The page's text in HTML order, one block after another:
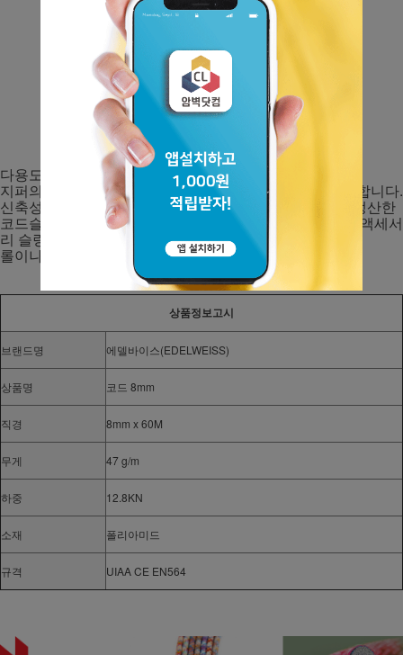
다용도로 사용할 수 있는 코드슬링입니다.
지퍼의 손잡이나 주머니칼, 호루라기 등에 다용도로 사용합니다.
신축성이 없는 고강도 코드슬링입니다.특수한 방식으로 생산한
코드슬링은 내 마모성이 아주 우수한, 다목적 폴리아미드 액세서
리 슬링.
롤이나 길이 단위의 패킷으로 공급.
상품정보고시
브랜드명 에델바이스(EDELWEISS)
상품명 코드 8mm
직경 8mm x 60M
무게 47 g/m
하중 12.8KN
소재 폴리아미드
규격 UIAA CE EN564